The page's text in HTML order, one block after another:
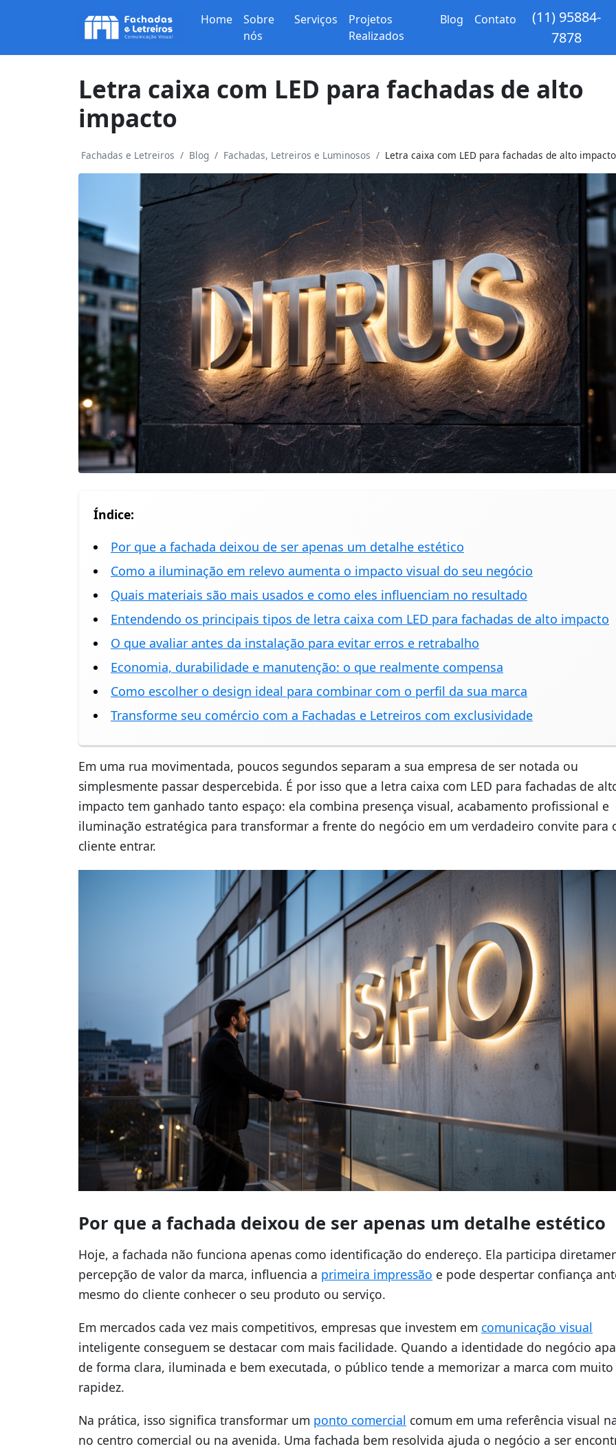
Home
Sobre
nós
Serviços
Projetos
Realizados
Blog Contato
(11) 95884-
7878
Letra caixa com LED para fachadas de alto
impacto
Fachadas e Letreiros Blog Fachadas, Letreiros e Luminosos Letra caixa com LED para fachadas de alto impacto
Índice:
Por que a fachada deixou de ser apenas um detalhe estético
Como a iluminação em relevo aumenta o impacto visual do seu negócio
Quais materiais são mais usados e como eles influenciam no resultado
Entendendo os principais tipos de letra caixa com LED para fachadas de alto impacto
O que avaliar antes da instalação para evitar erros e retrabalho
Economia, durabilidade e manutenção: o que realmente compensa
Como escolher o design ideal para combinar com o perfil da sua marca
Transforme seu comércio com a Fachadas e Letreiros com exclusividade
Em uma rua movimentada, poucos segundos separam a sua empresa de ser notada ou
simplesmente passar despercebida. É por isso que a letra caixa com LED para fachadas de
impacto tem ganhado tanto espaço: ela combina presença visual, acabamento profissional e
iluminação estratégica para transformar a frente do negócio em um verdadeiro convite para
cliente entrar.
Por que a fachada deixou de ser apenas um detalhe estético
Hoje, a fachada não funciona apenas como identificação do endereço. Ela participa
percepção de valor da marca, influencia a primeira impressão e pode despertar confiança
mesmo do cliente conhecer o seu produto ou serviço.
Em mercados cada vez mais competitivos, empresas que investem em comunicação visual
inteligente conseguem se destacar com mais facilidade. Quando a identidade do negócio
de forma clara, iluminada e bem executada, o público tende a memorizar a marca com muito
rapidez.
Na prática, isso significa transformar um ponto comercial comum em uma referência visual
no centro comercial ou na avenida. Uma fachada bem resolvida ajuda o negócio a ser